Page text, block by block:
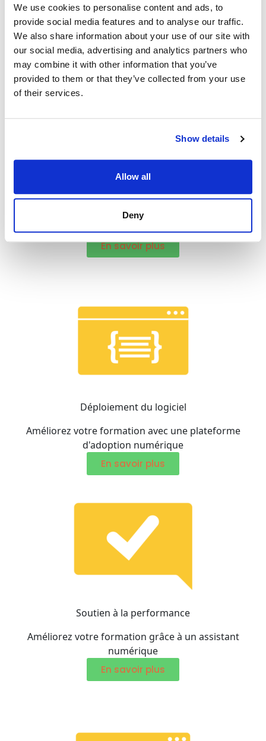
We use cookies to personalise content and ads, to
provide social media features and to analyse our traffic.
We also share information about your use of our site with
our social media, advertising and analytics partners who
may combine it with other information that you’ve
provided to them or that they’ve collected from your use
of their services.
Show details
Allow all
Deny
Embarquez plus rapidement grâce à des
simulations interactives
En savoir plus
Gardez une longueur d'avance sur le rythme du
En savoir plus
Déploiement du logiciel
Améliorez votre formation avec une plateforme
d'adoption numérique
En savoir plus
Soutien à la performance
Améliorez votre formation grâce à un assistant
numérique
En savoir plus